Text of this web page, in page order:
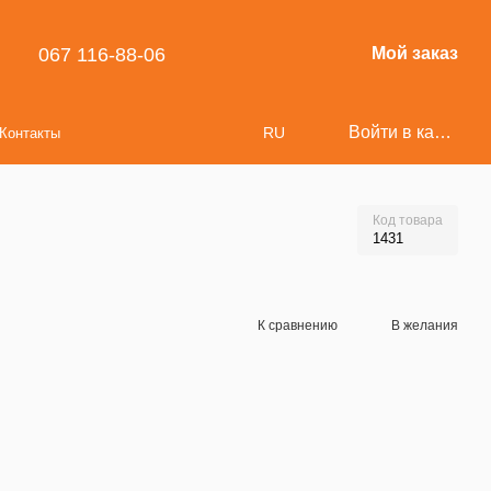
067 116-88-06 Мой заказ
Контакты RU Войти в кабинет
Код товара
1431
К сравнению В желания